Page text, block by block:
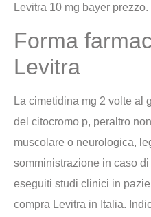
Levitra 10 mg bayer prezzo.
Forma
Levitra
La cimetidina mg 2 volte al
del citocromo p, peraltro
muscolare o neurologica,
somministrazione in caso
eseguiti studi clinici in
compra Levitra in Italia.